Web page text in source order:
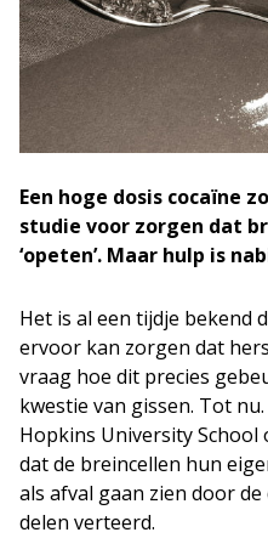
Een hoge dosis cocaïne
studie voor zorgen dat
‘opeten’. Maar hulp is
Het is al een tijdje bekend
ervoor kan zorgen dat
vraag hoe dit precies
kwestie van gissen. Tot
Hopkins University School
dat de breincellen hun
als afval gaan zien door
delen verteerd.